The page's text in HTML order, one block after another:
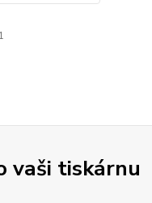
vaši tiskárnu